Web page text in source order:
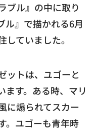
ブル』の中に取り
ル』で描かれる6月
ていました。
ットは、ユゴーと
ます。ある時、マリ
に煽られてスカー
。ユゴーも青年時